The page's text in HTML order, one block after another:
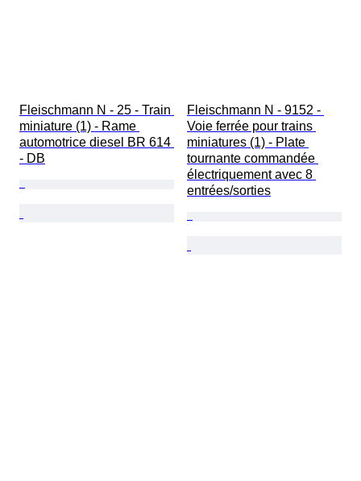
Fleischmann N - 25 - Train
miniature (1) - Rame
automotrice diesel BR 614
- DB
Fleischmann N - 9152 -
Voie ferrée pour trains
miniatures (1) - Plate
tournante commandée
électriquement avec 8
entrées/sorties